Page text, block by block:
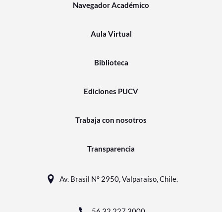
Navegador Académico
Aula Virtual
Biblioteca
Ediciones PUCV
Trabaja con nosotros
Transparencia
Av. Brasil N° 2950, Valparaíso, Chile.